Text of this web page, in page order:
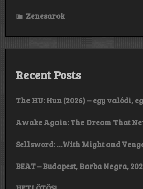
Zenesarok
Recent Posts
The HU: Hun (2026) – egy valódi,
Awake Again: The Dream That
Sellsword: …With Might and
BEAT – Budapest, Barba Negra,